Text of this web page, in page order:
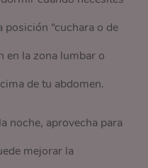
posición “cuchara o de
en la zona lumbar o
de tu abdomen.
noche, aprovecha para
mejorar la